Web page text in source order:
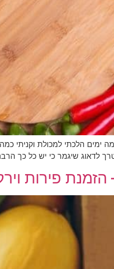
ימים הלכתי למכולת וקניתי
לדאוג שיגמר כי יש כל כך
פירות